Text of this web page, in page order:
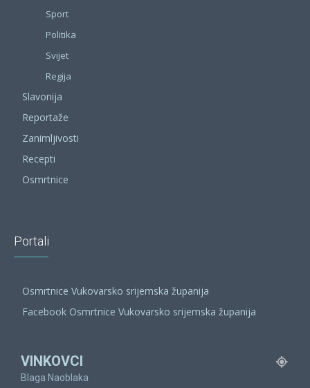
Sport
Politika
Svijet
Regija
Slavonija
Reportaže
Zanimljivosti
Recepti
Osmrtnice
Portali
Osmrtnice Vukovarsko srijemska županija
Facebook Osmrtnice Vukovarsko srijemska županija
VINKOVCI
Blaga Naoblaka